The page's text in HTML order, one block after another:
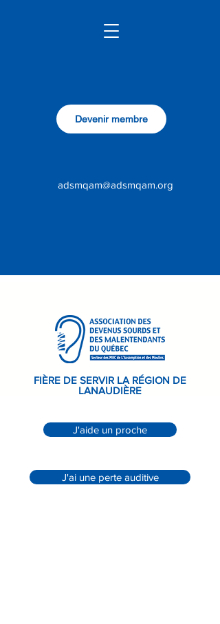
Devenir membre
adsmqam@adsmqam.org
FIÈRE DE SERVIR LA RÉGION DE
LANAUDIÈRE
J'aide un proche
J'ai une perte auditive